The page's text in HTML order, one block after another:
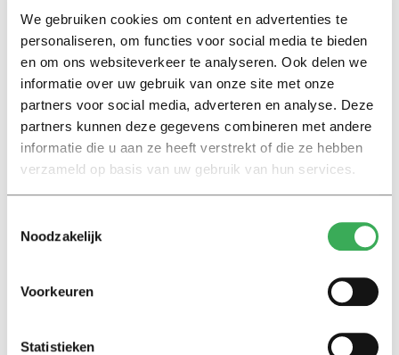
We gebruiken cookies om content en advertenties te
personaliseren, om functies voor social media te bieden
en om ons websiteverkeer te analyseren. Ook delen we
informatie over uw gebruik van onze site met onze
partners voor social media, adverteren en analyse. Deze
partners kunnen deze gegevens combineren met andere
informatie die u aan ze heeft verstrekt of die ze hebben
verzameld op basis van uw gebruik van hun services.
Noodzakelijk
Voorkeuren
Statistieken
Weinig inschrijvingen
Ook blijft het aantal inschrijvingen voor de master in
Den Bosch achter. Reden, volgens het bestuur: de eisen
zijn hoog. Belangstelling is er genoeg, maar slechts
weinigen is het gegeven om aan deze master te mogen
beginnen. “Het is echt een stoere opleiding”, zei Aarts.
De universiteiten ontwikkelen op dit moment een
schakelprogramma. Wie niet aan de criteria voldoet, kan
zo zijn kennis bijspijkeren en alsnog in september
instromen. Volgens het College van Bestuur liggen alle
Mariënburg, op schema. Voorzitter Koen Becking: “Het